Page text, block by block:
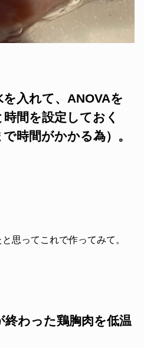
入れて、ANOVAを
間を設定しておく
時間がかかる為）。
思ってこれで作ってみて。
わった鶏胸肉を低温